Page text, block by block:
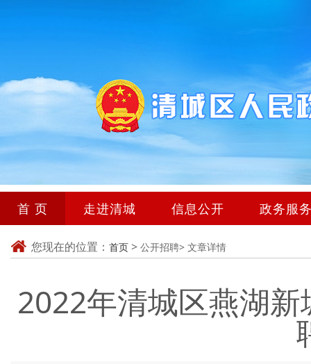
首 页 走进清城 信息公开 政务服
您现在的位置： 首页 > 公开招聘> 文章详情
2022年清城区燕湖